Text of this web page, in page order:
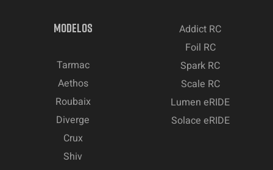
MODELOS
Tarmac
Aethos
Roubaix
Diverge
Crux
Shiv
Addict RC
Foil RC
Spark RC
Scale RC
Lumen eRIDE
Solace eRIDE